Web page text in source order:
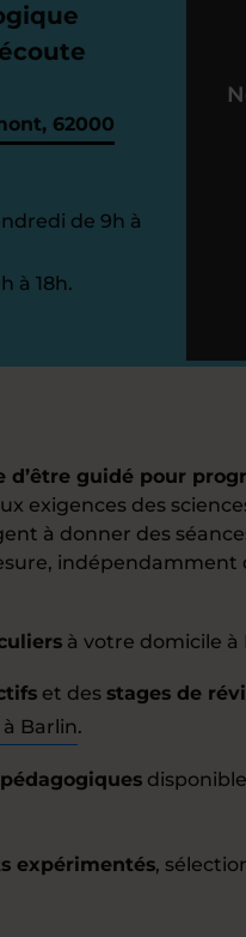
62000
de 9h à
à 18h.
guidé pour
exigences des
à donner des
indépendamment
à votre domicile à
et des stages de
Barlin.
expérimentés,